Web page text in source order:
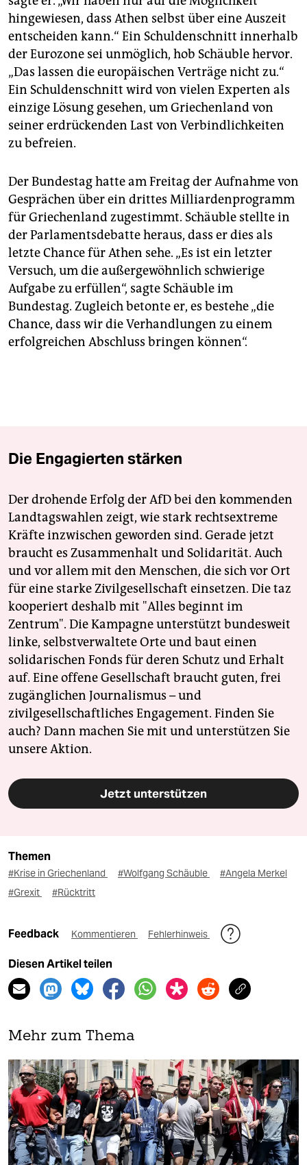
hingewiesen, dass Athen selbst über eine Auszeit
entscheiden kann.“ Ein Schuldenschnitt innerhalb
der Eurozone sei unmöglich, hob Schäuble hervor.
„Das lassen die europäischen Verträge nicht zu.“
Ein Schuldenschnitt wird von vielen Experten als
einzige Lösung gesehen, um Griechenland von
seiner erdrückenden Last von Verbindlichkeiten
zu befreien.
Der Bundestag hatte am Freitag der Aufnahme von
Gesprächen über ein drittes Milliardenprogramm
für Griechenland zugestimmt. Schäuble stellte in
der Parlamentsdebatte heraus, dass er dies als
letzte Chance für Athen sehe. „Es ist ein letzter
Versuch, um die außergewöhnlich schwierige
Aufgabe zu erfüllen“, sagte Schäuble im
Bundestag. Zugleich betonte er, es bestehe „die
Chance, dass wir die Verhandlungen zu einem
erfolgreichen Abschluss bringen können“.
Die Engagierten stärken
Der drohende Erfolg der AfD bei den kommenden
Landtagswahlen zeigt, wie stark rechtsextreme
Kräfte inzwischen geworden sind. Gerade jetzt
braucht es Zusammenhalt und Solidarität. Auch
und vor allem mit den Menschen, die sich vor Ort
für eine starke Zivilgesellschaft einsetzen. Die taz
kooperiert deshalb mit "Alles beginnt im
Zentrum". Die Kampagne unterstützt bundesweit
linke, selbstverwaltete Orte und baut einen
solidarischen Fonds für deren Schutz und Erhalt
auf. Eine offene Gesellschaft braucht guten, frei
zugänglichen Journalismus – und
zivilgesellschaftliches Engagement. Finden Sie
auch? Dann machen Sie mit und unterstützen Sie
unsere Aktion.
Jetzt unterstützen
Themen
#Krise in Griechenland #Wolfgang Schäuble
#Angela Merkel
#Grexit
#Rücktritt
Feedback Kommentieren Fehlerhinweis
Diesen Artikel teilen
Mehr zum Thema